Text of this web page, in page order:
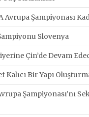
Avrupa Şampiyonası
Slovenya
Çin’de Devam
Kalıcı Bir Yapı
Şampiyonası’nı